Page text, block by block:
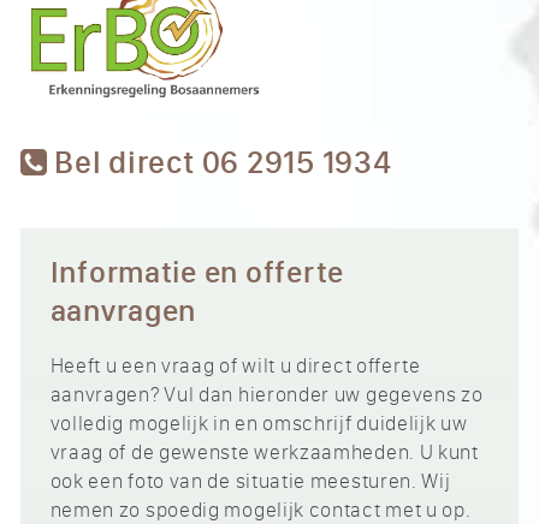
Bel direct 06 2915 1934
Informatie en offerte
aanvragen
Heeft u een vraag of wilt u direct offerte
aanvragen? Vul dan hieronder uw gegevens zo
volledig mogelijk in en omschrijf duidelijk uw
vraag of de gewenste werkzaamheden. U kunt
ook een foto van de situatie meesturen. Wij
nemen zo spoedig mogelijk contact met u op.